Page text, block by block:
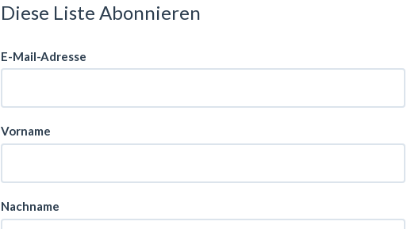
Diese Liste Abonnieren
E-Mail-Adresse
Vorname
Nachname